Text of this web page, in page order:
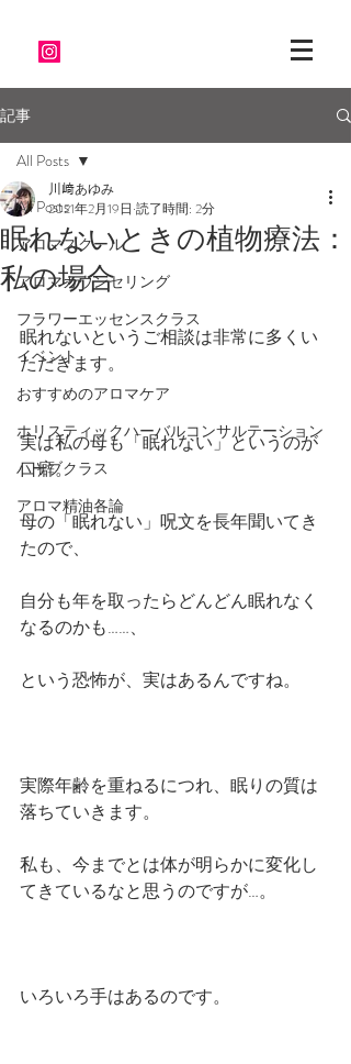
記事
All Posts
アロマスクール
アロマカウンセリング
フラワーエッセンスクラス
イベント
おすすめのアロマケア
ホリスティックハーバルコンサルテーション
ハーブクラス
アロマ精油各論
All Posts
眠れないときの植物療法：
私の場合
川﨑あゆみ
2021年2月19日 読了時間: 2分
眠れないというご相談は非常に多くい
ただきます。
実は私の母も「眠れない」というのが
口癖。
母の「眠れない」呪文を長年聞いてき
たので、
自分も年を取ったらどんどん眠れなく
なるのかも……、
という恐怖が、実はあるんですね。
実際年齢を重ねるにつれ、眠りの質は
落ちていきます。
私も、今までとは体が明らかに変化し
てきているなと思うのですが…。
いろいろ手はあるのです。